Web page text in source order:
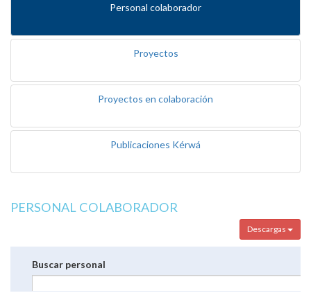
Personal colaborador
Proyectos
Proyectos en colaboración
Publicaciones Kérwá
PERSONAL COLABORADOR
Descargas
Buscar personal